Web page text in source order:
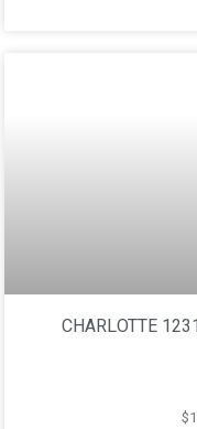
CHARLOTTE